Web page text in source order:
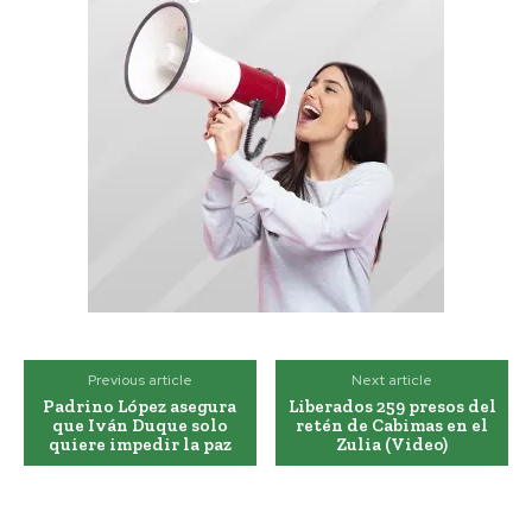
Previous article
Padrino López asegura
que Iván Duque solo
quiere impedir la paz
Next article
Liberados 259 presos del
retén de Cabimas en el
Zulia (Video)